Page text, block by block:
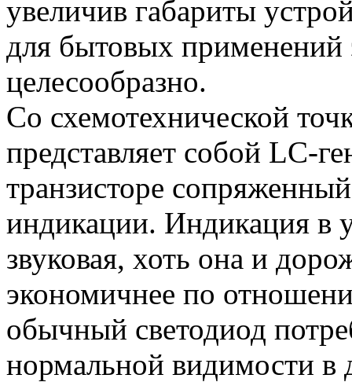
увеличив габариты
для бытовых применений
целесообразно.
Со схемотехнической
представляет собой LC-
транзисторе
индикации. Индикация в
звуковая, хоть она и
экономичнее по
обычный светодиод
нормальной видимости в